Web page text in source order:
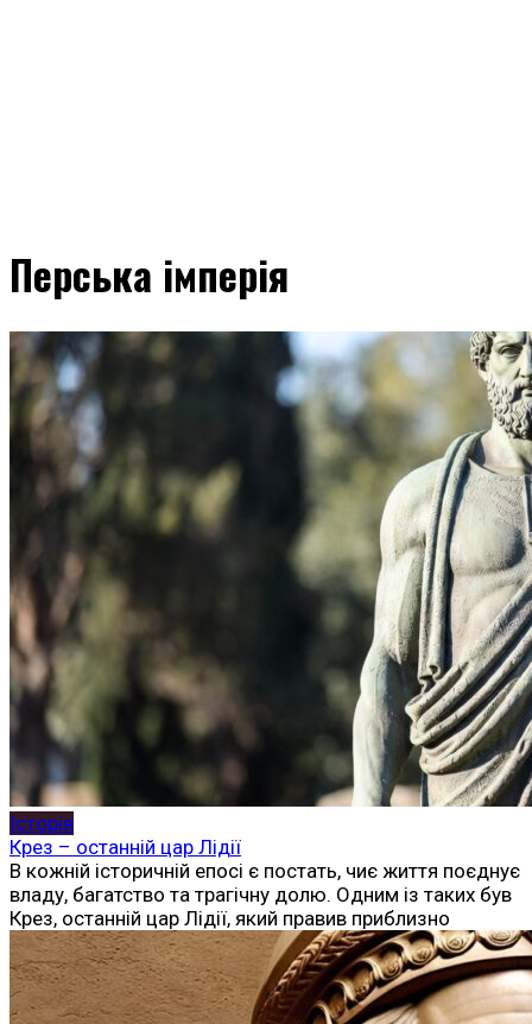
Перська імперія
Історія
Крез – останній цар Лідії
В кожній історичній епосі є постать, чиє життя поєднує
владу, багатство та трагічну долю. Одним із таких був
Крез, останній цар Лідії, який правив приблизно